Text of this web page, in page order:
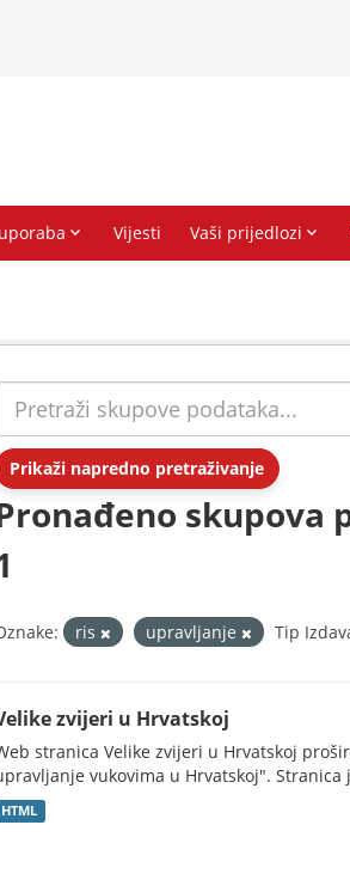
Prikaži napredno pretraživanje
skupova
ris upravljanje Tip
zvijeri u Hrvatskoj
stranica Velike zvijeri u Hrvatskoj
vukovima u Hrvatskoj". Stranica
HTML